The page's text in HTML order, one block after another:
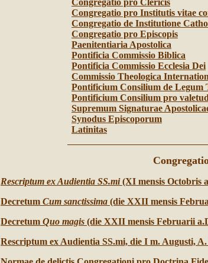
Congregatio pro Clericis
Congregatio pro Institutis vitae
Congregatio de Institutione
Congregatio pro Episcopis
Paenitentiaria Apostolica
Pontificia Commissio Biblica
Pontificia Commissio Ecclesia Dei
Commissio Theologica
Pontificium Consilium de Legum
Pontificium Consilium pro
Supremum Signaturae
Synodus Episcoporum
Latinitas
Rescriptum ex Audientia SS.mi(XI mensis Octobris
Decretum Cum sanctissima (die XXII mensis
Decretum Quo magis (die XXII mensis Februarii
Rescriptum ex Audientia SS.mi, die I m. Augusti,